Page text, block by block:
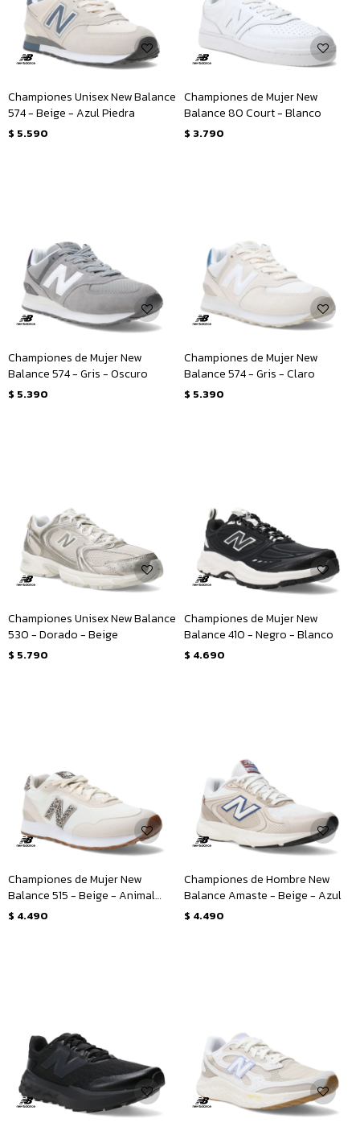
Championes Unisex New Balance
574 - Beige - Azul Piedra
$ 5.590
Championes de Mujer New
Balance 80 Court - Blanco
$ 3.790
Championes de Mujer New
Balance 574 - Gris - Oscuro
$ 5.390
Championes de Mujer New
Balance 574 - Gris - Claro
$ 5.390
Championes Unisex New Balance
530 - Dorado - Beige
$ 5.790
Championes de Mujer New
Balance 410 - Negro - Blanco
$ 4.690
Championes de Mujer New
Balance 515 - Beige - Animal
Print
$ 4.490
Championes de Hombre New
Balance Amaste - Beige - Azul
$ 4.490